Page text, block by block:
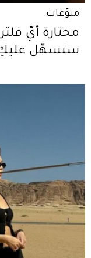
منوّعات
محتارة أيّ
سنسهّل عليكِ